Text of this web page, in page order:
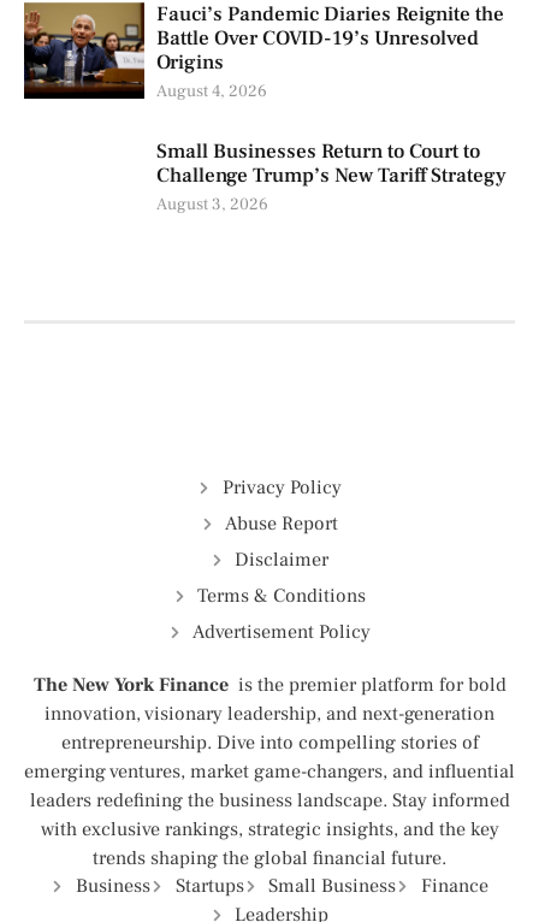
Fauci’s Pandemic Diaries Reignite the
Battle Over COVID-19’s Unresolved
Origins
August 4, 2026
Small Businesses Return to Court to
Challenge Trump’s New Tariff Strategy
August 3, 2026
Privacy Policy
Abuse Report
Disclaimer
Terms & Conditions
Advertisement Policy
The New York Finance is the premier platform for bold
innovation, visionary leadership, and next-generation
entrepreneurship. Dive into compelling stories of
emerging ventures, market game-changers, and influential
leaders redefining the business landscape. Stay informed
with exclusive rankings, strategic insights, and the key
trends shaping the global financial future.
Business
Startups Small Business
Finance
Leadership